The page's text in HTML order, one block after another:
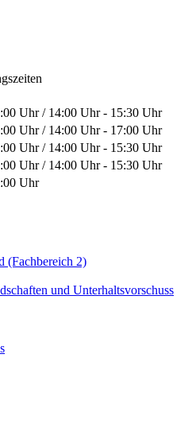
Uhr / 14:00 Uhr - 15:30 Uhr
Uhr / 14:00 Uhr - 17:00 Uhr
Uhr / 14:00 Uhr - 15:30 Uhr
Uhr / 14:00 Uhr - 15:30 Uhr
Uhr
(Fachbereich 2)
und Unterhaltsvorschuss